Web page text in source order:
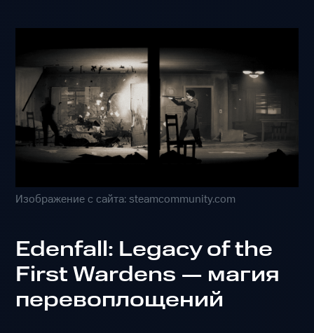
Изображение с сайта: steamcommunity.com
Edenfall: Legacy of the
First Wardens — магия
перевоплощений